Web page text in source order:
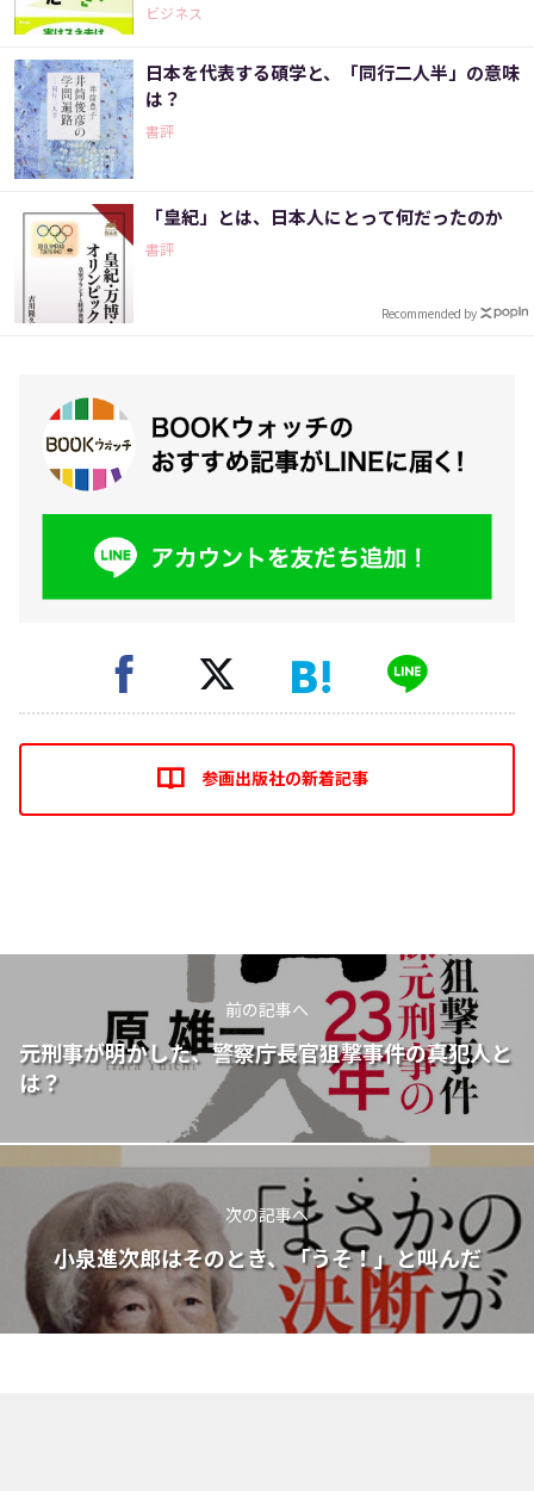
ビジネス
日本を代表する碩学と、「同行二人半」の意味
は？
書評
「皇紀」とは、日本人にとって何だったのか
書評
Recommended by
参画出版社の新着記事
前の記事へ
元刑事が明かした、警察庁長官狙撃事件の真犯人と
は？
次の記事へ
小泉進次郎はそのとき、「うそ！」と叫んだ